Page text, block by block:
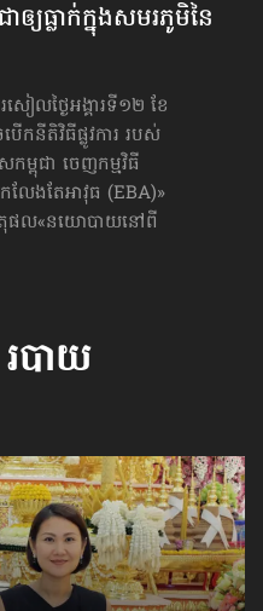
ឲ្យធ្លាក់ក្នុងសមរភូមិនៃ​
សៀលថ្ងៃអង្គារទី១២ ខែ
ើកនីតិវិធីផ្លូវការ របស់
ម្ពុជា ចេញកម្មវិធី
ែង​​តែអាវុធ (EBA)»
តុផល«នយោបាយនៅពី
របាយ